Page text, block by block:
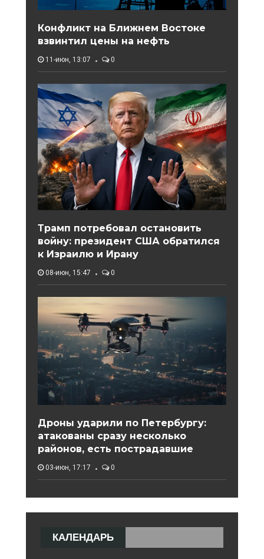
Конфликт на Ближнем Востоке
взвинтил цены на нефть
11-июн, 13:07 0
Трамп потребовал остановить
войну: президент США обратился
к Израилю и Ирану
08-июн, 15:47 0
Дроны ударили по Петербургу:
атакованы сразу несколько
районов, есть пострадавшие
03-июн, 17:17 0
КАЛЕНДАРЬ